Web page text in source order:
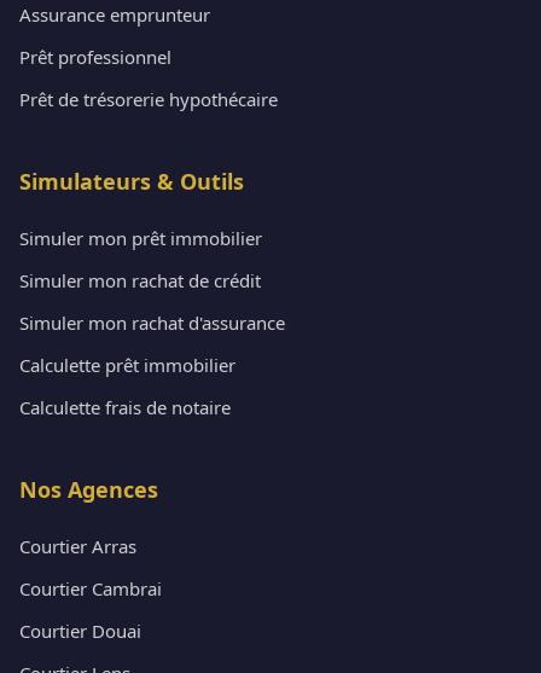
Assurance emprunteur
Prêt professionnel
Prêt de trésorerie hypothécaire
Simulateurs & Outils
Simuler mon prêt immobilier
Simuler mon rachat de crédit
Simuler mon rachat d'assurance
Calculette prêt immobilier
Calculette frais de notaire
Nos Agences
Courtier Arras
Courtier Cambrai
Courtier Douai